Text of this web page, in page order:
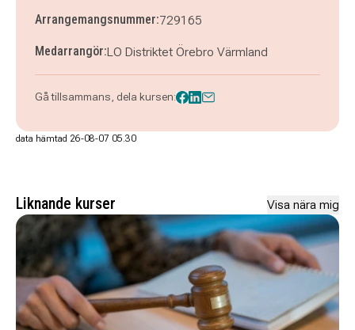
Arrangemangsnummer:729165
Medarrangör:LO Distriktet Örebro Värmland
Gå tillsammans, dela kursen:
data hämtad 26-08-07 05.30
Liknande kurser Visa nära mig